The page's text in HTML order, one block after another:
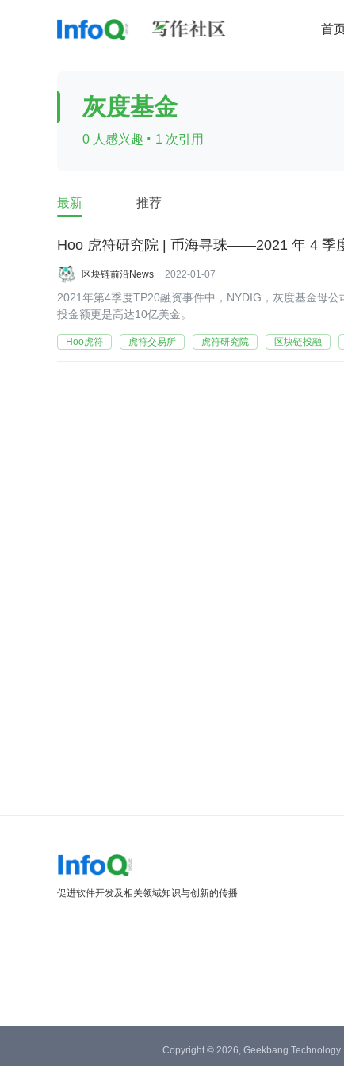
首
前端 AI
查看更多
灰度基金
0 人感兴趣 · 1 次引用
最新 推荐
Hoo 虎符研究院 | 币海寻珠——2021 年 4 季
区块链前沿News 2022-01-07
2021年第4季度TP20融资事件中，NYDIG，灰度基金母
投金额更是高达10亿美金。
Hoo虎符 虎符交易所 虎符研究院 区块链投融
促进软件开发及相关领域知识与创新的传播
Copyright © 2026, Geekbang Technology